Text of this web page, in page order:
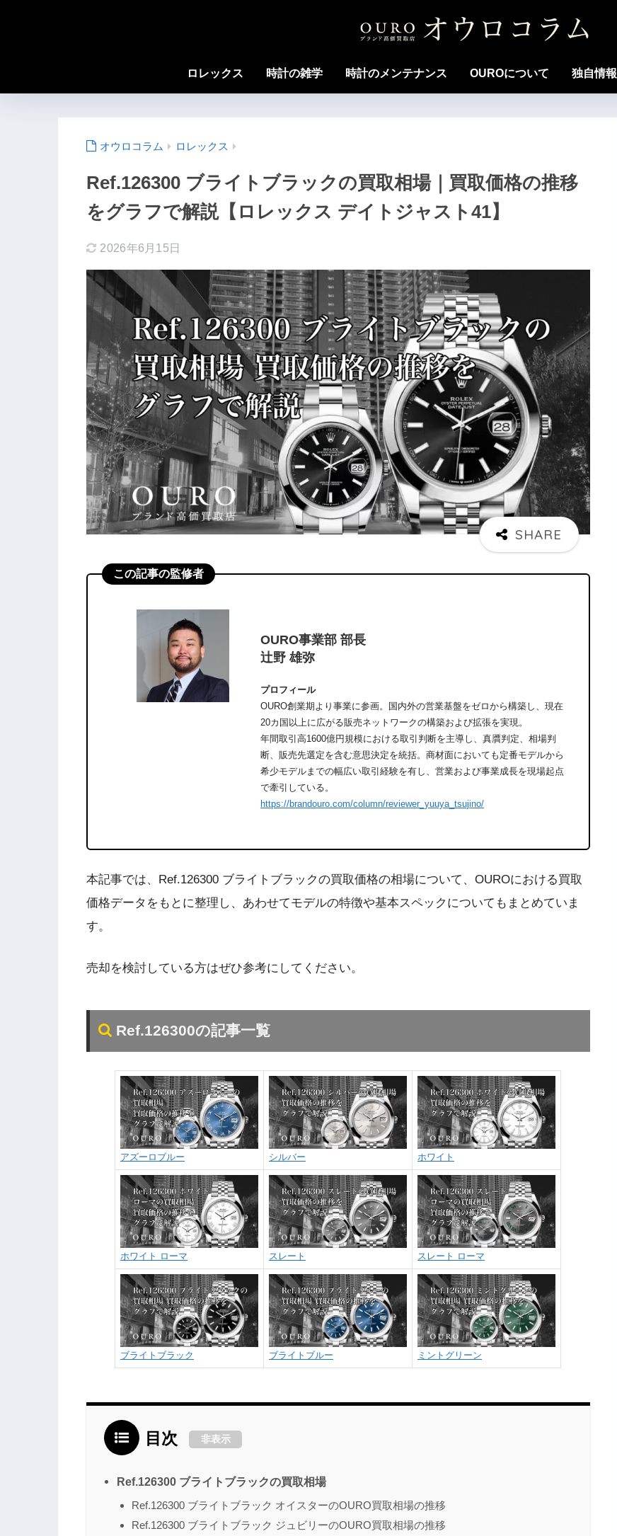
ロレックス 時計の雑学 時計のメンテナンス OUROについて 独自情報
ロレックス
Ref.126300 ブライトブラックの買取相場｜買取価格の推移
をグラフで解説【ロレックス デイトジャスト41】
2026年6月15日
この記事の監修者
OURO事業部 部長
辻野 雄弥
プロフィール
OURO創業期より事業に参画。国内外の営業基盤をゼロから構築し、現在
20カ国以上に広がる販売ネットワークの構築および拡張を実現。
年間取引高1600億円規模における取引判断を主導し、真贋判定、相場判
断、販売先選定を含む意思決定を統括。商材面においても定番モデルから
希少モデルまでの幅広い取引経験を有し、営業および事業成長を現場起点
で牽引している。
https://brandouro.com/column/reviewer_yuuya_tsujino/
本記事では、Ref.126300 ブライトブラックの買取価格の相場について、OUROにおける買取
価格データをもとに整理し、あわせてモデルの特徴や基本スペックについてもまとめていま
す。
売却を検討している方はぜひ参考にしてください。
Ref.126300の記事一覧
アズーロブルー シルバー ホワイト
ホワイト ローマ スレート スレート ローマ
ブライトブラック ブライトブルー ミントグリーン
目次 非表示
Ref.126300 ブライトブラックの買取相場
Ref.126300 ブライトブラック オイスターのOURO買取相場の推移
Ref.126300 ブライトブラック ジュビリーのOURO買取相場の推移